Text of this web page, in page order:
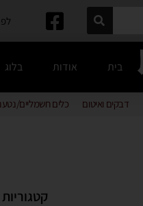
בית אודות בלוג
דבקים ואיטום כלים חשמליים/